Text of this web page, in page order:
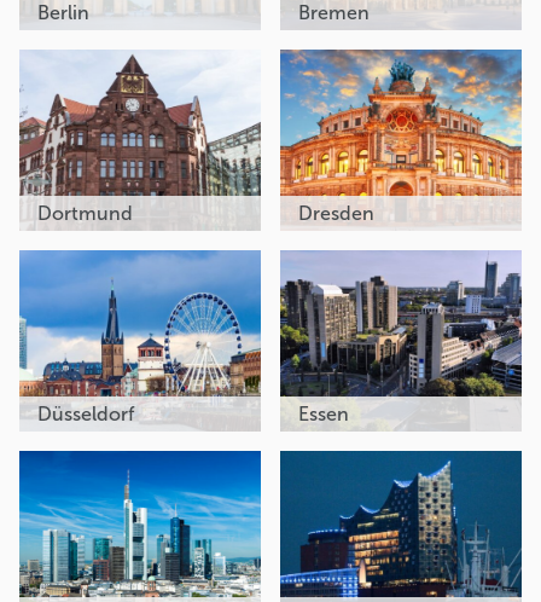
Berlin Bremen
Dortmund Dresden
Düsseldorf Essen